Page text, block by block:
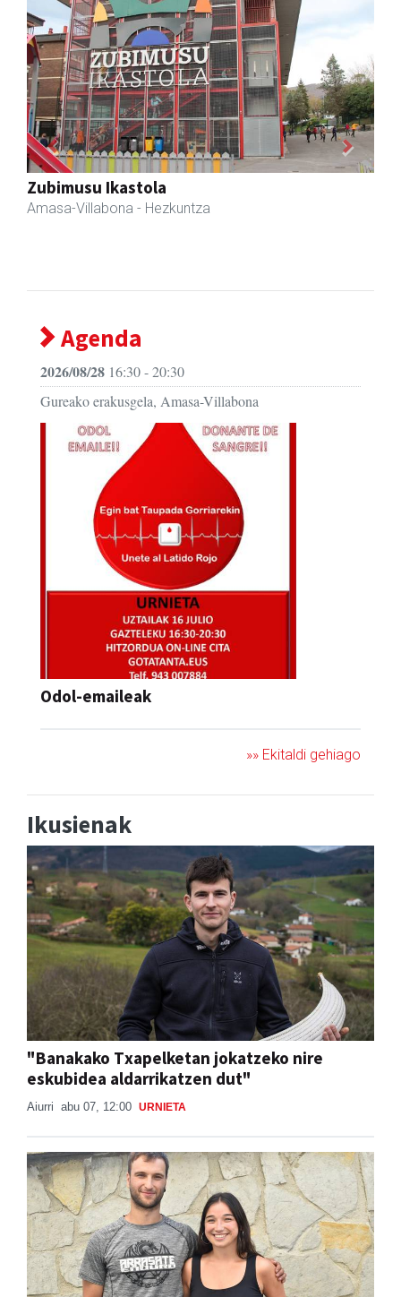
Zubimusu Ikastola
Amasa-Villabona - Hezkuntza
Previous Next
Agenda
2026/08/28 16:30 - 20:30
Gureako erakusgela, Amasa-Villabona
Odol-emaileak
»» Ekitaldi gehiago
Ikusienak
"Banakako Txapelketan jokatzeko nire
eskubidea aldarrikatzen dut"
Aiurri abu 07, 12:00 URNIETA